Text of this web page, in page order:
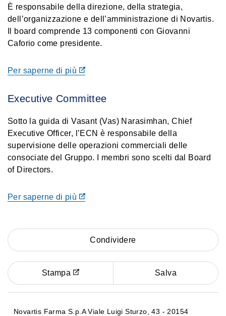
È responsabile della direzione, della strategia,
dell’organizzazione e dell’amministrazione di Novartis.
Il board comprende 13 componenti con Giovanni
Caforio come presidente.
Per saperne di più
Executive Committee
Sotto la guida di Vasant (Vas) Narasimhan, Chief
Executive Officer, l’ECN è responsabile della
supervisione delle operazioni commerciali delle
consociate del Gruppo. I membri sono scelti dal Board
of Directors.
Per saperne di più
Condividere
Stampa Salva
Novartis Farma S.p.A Viale Luigi Sturzo, 43 - 20154